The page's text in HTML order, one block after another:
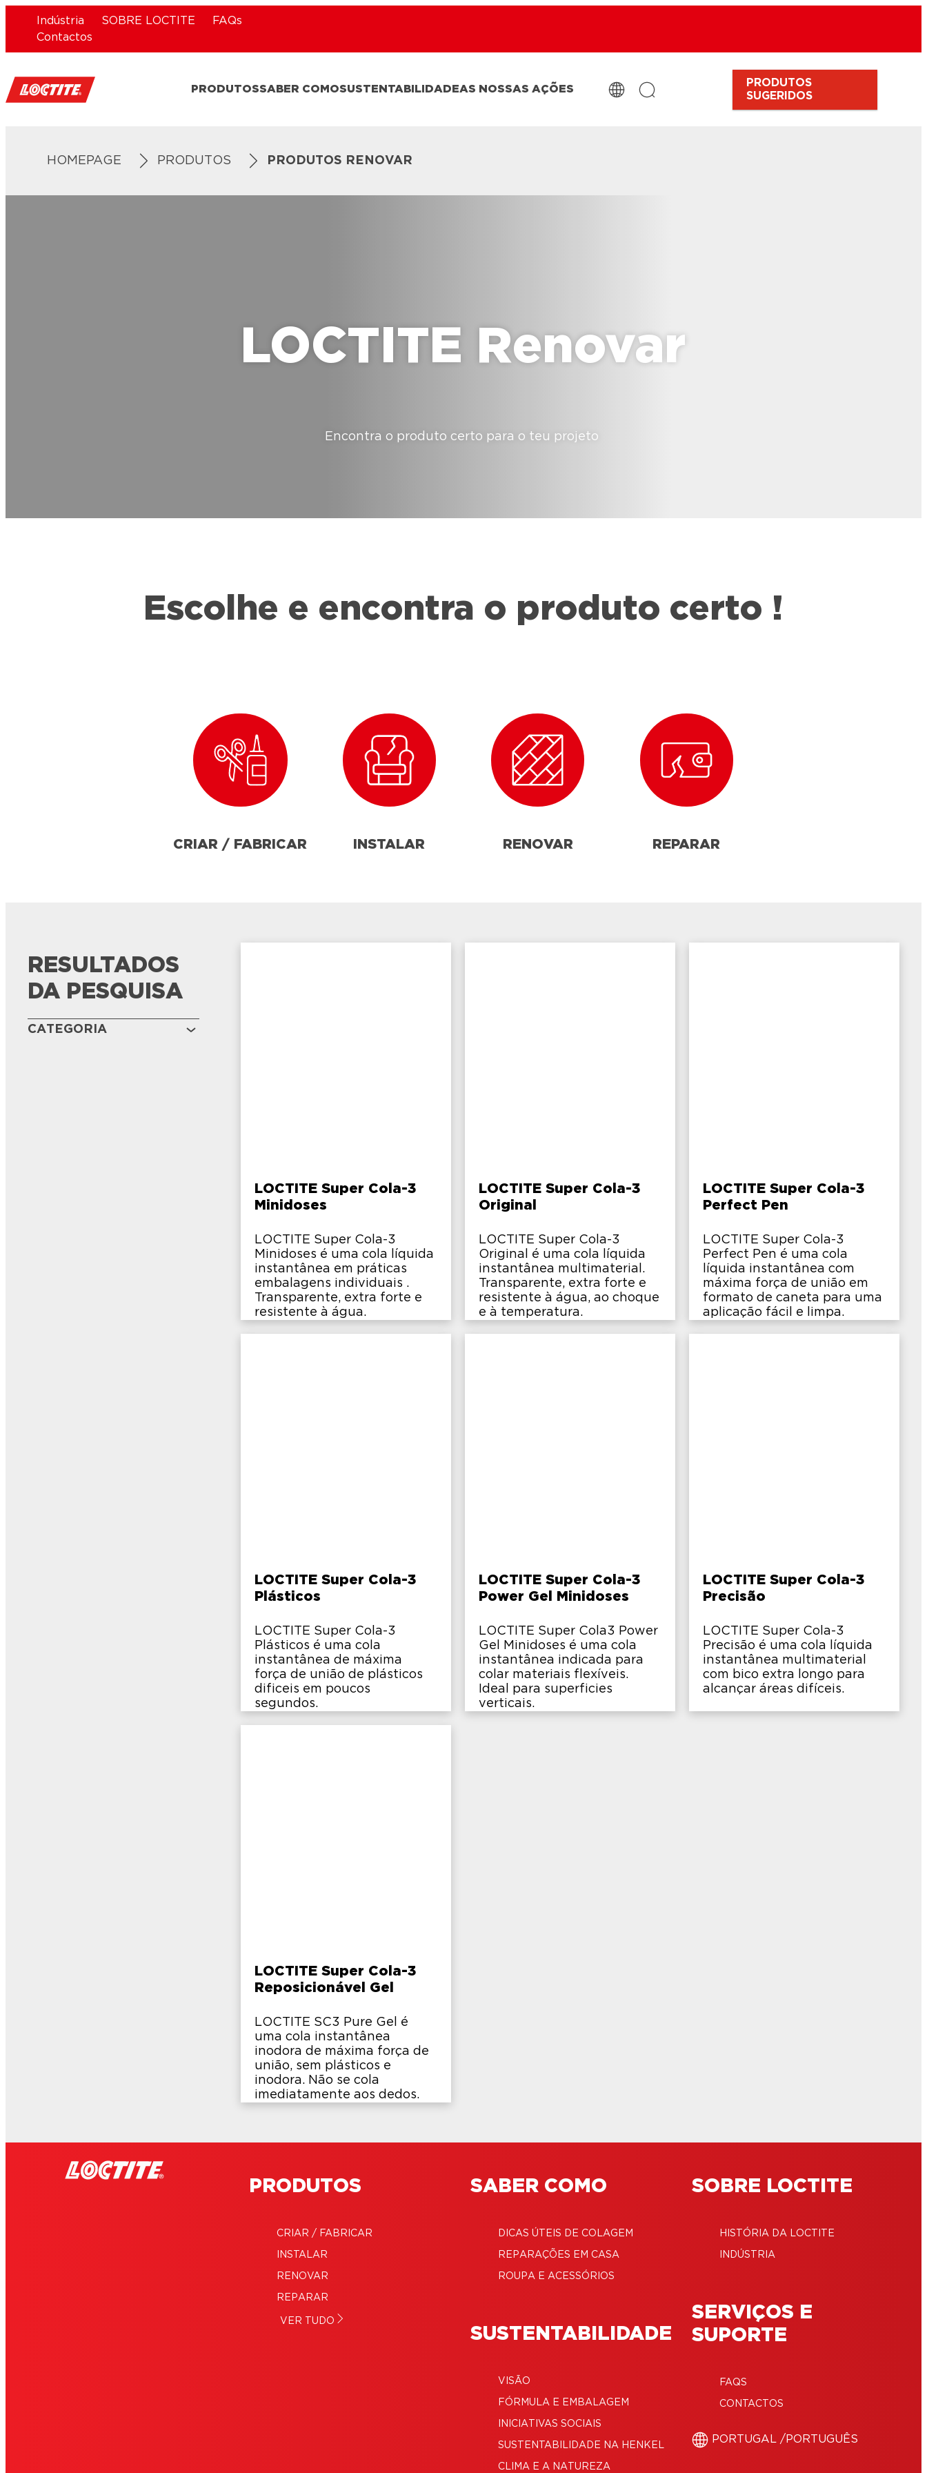
Indústria SOBRE LOCTITE
FAQs
Contactos
PRODUTOSSABER COMOSUSTENTABILIDADEAS NOSSAS AÇÕES
PRODUTOS
SUGERIDOS
HOMEPAGE PRODUTOS PRODUTOS RENOVAR
LOCTITE Renovar
Encontra o produto certo para o teu projeto
Escolhe e encontra o produto certo !
CRIAR / FABRICAR INSTALAR RENOVAR REPARAR
RESULTADOS
DA PESQUISA
CATEGORIA
LOCTITE Super Cola-3
Minidoses
LOCTITE Super Cola-3
Minidoses é uma cola líquida
instantânea em práticas
embalagens individuais .
Transparente, extra forte e
resistente à água.
LOCTITE Super Cola-3
Original
LOCTITE Super Cola-3
Original é uma cola líquida
instantânea multimaterial.
Transparente, extra forte e
resistente à água, ao choque
e à temperatura.
LOCTITE Super Cola-3
Perfect Pen
LOCTITE Super Cola-3
Perfect Pen é uma cola
líquida instantânea com
máxima força de união em
formato de caneta para uma
aplicação fácil e limpa.
LOCTITE Super Cola-3
Plásticos
LOCTITE Super Cola-3
Plásticos é uma cola
instantânea de máxima
força de união de plásticos
dificeis em poucos
segundos.
LOCTITE Super Cola-3
Power Gel Minidoses
LOCTITE Super Cola3 Power
Gel Minidoses é uma cola
instantânea indicada para
colar materiais flexíveis.
Ideal para superficies
verticais.
LOCTITE Super Cola-3
Precisão
LOCTITE Super Cola-3
Precisão é uma cola líquida
instantânea multimaterial
com bico extra longo para
alcançar áreas difíceis.
LOCTITE Super Cola-3
Reposicionável Gel
LOCTITE SC3 Pure Gel é
uma cola instantânea
inodora de máxima força de
união, sem plásticos e
inodora. Não se cola
imediatamente aos dedos.
PRODUTOS
CRIAR / FABRICAR
INSTALAR
RENOVAR
REPARAR
VER TUDO
SABER COMO
DICAS ÚTEIS DE COLAGEM
REPARAÇÕES EM CASA
ROUPA E ACESSÓRIOS
SUSTENTABILIDADE
VISÃO
FÓRMULA E EMBALAGEM
INICIATIVAS SOCIAIS
SUSTENTABILIDADE NA HENKEL
CLIMA E A NATUREZA
SOBRE LOCTITE
HISTÓRIA DA LOCTITE
INDÚSTRIA
SERVIÇOS E
SUPORTE
FAQS
CONTACTOS
‎PORTUGAL /‎PORTUGUÊS